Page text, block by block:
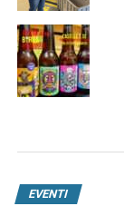
EVENTI